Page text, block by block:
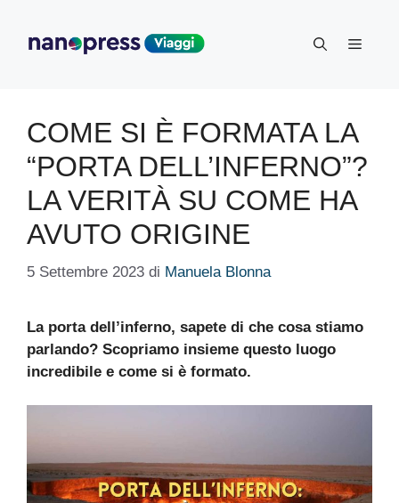
contenuto
Menu
COME SI È FORMATA LA
“PORTA DELL’INFERNO”?
LA VERITÀ SU COME HA
AVUTO ORIGINE
5 Settembre 2023 di Manuela Blonna
La porta dell’inferno, sapete di che cosa stiamo
parlando? Scopriamo insieme questo luogo
incredibile e come si è formato.